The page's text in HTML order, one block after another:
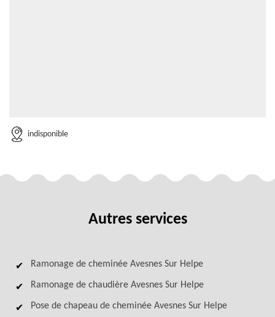
indisponible
Autres services
Ramonage de cheminée Avesnes Sur Helpe
Ramonage de chaudière Avesnes Sur Helpe
Pose de chapeau de cheminée Avesnes Sur Helpe